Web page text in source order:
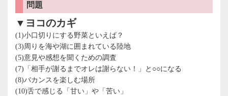
問題
▼ヨコのカギ
(1)小口切りにする野菜といえば？
(3)周りを海や湖に囲まれている陸地
(5)意見や感想を聞くための調査
(7)「相手が謝るまでオレは謝らない！」と○○になる
(8)バカンスを楽しむ場所
(10)舌で感じる「甘い」や「苦い」